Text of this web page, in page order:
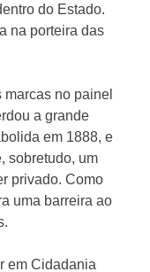
do Estado.
na porteira das
no painel
a grande
em 1888, e
sobretudo, um
privado. Como
uma barreira ao
em Cidadania